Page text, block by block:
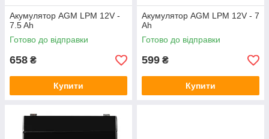
Акумулятор AGM LPM 12V -
7.5 Ah
Готово до відправки
658 ₴
Купити
Акумулятор AGM LPM 12V - 7
Ah
Готово до відправки
599 ₴
Купити